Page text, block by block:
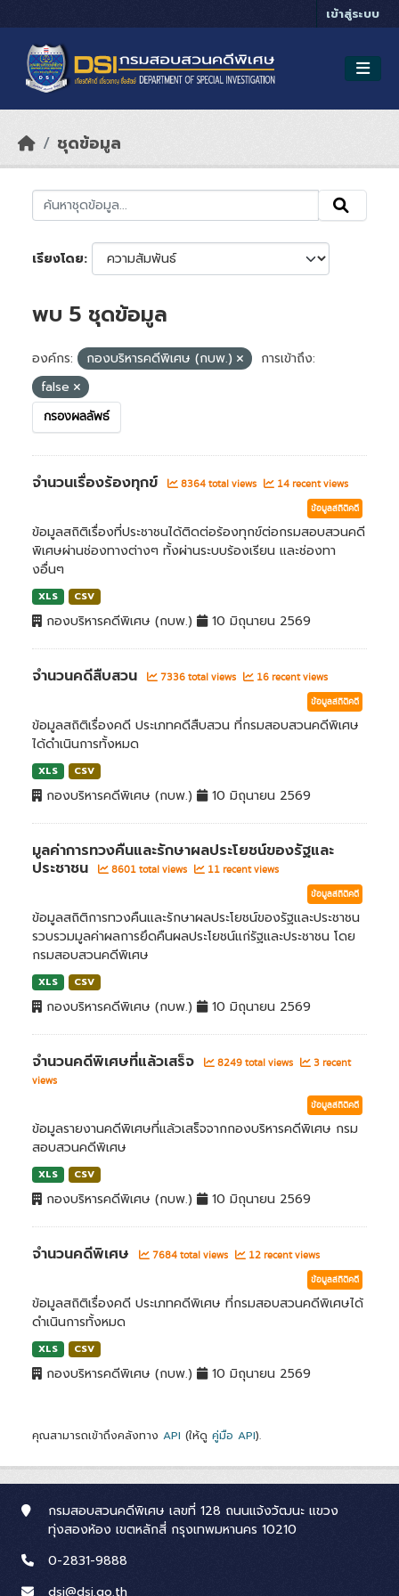
เข้าสู่ระบบ
ชุดข้อมูล
เรียงโดย
พบ 5 ชุดข้อมูล
องค์กร: กองบริหารคดีพิเศษ (กบพ.)
การเข้าถึง:
false
กรองผลลัพธ์
จำนวนเรื่องร้องทุกข์ 8364 total views 14 recent views
ข้อมูลสถิติคดี
ข้อมูลสถิติเรื่องที่ประชาชนได้ติดต่อร้องทุกข์ต่อกรมสอบสวนคดี
พิเศษผ่านช่องทางต่างๆ ทั้งผ่านระบบร้องเรียน และช่องทา
งอื่นๆ
XLS CSV
กองบริหารคดีพิเศษ (กบพ.) 10 มิถุนายน 2569
จำนวนคดีสืบสวน 7336 total views 16 recent views
ข้อมูลสถิติคดี
ข้อมูลสถิติเรื่องคดี ประเภทคดีสืบสวน ที่กรมสอบสวนคดีพิเศษ
ได้ดำเนินการทั้งหมด
XLS CSV
กองบริหารคดีพิเศษ (กบพ.) 10 มิถุนายน 2569
มูลค่าการทวงคืนและรักษาผลประโยชน์ของรัฐและ
ประชาชน
8601 total views 11 recent views
ข้อมูลสถิติคดี
ข้อมูลสถิติการทวงคืนและรักษาผลประโยชน์ของรัฐและประชาชน
รวบรวมมูลค่าผลการยึดคืนผลประโยชน์แก่รัฐและประชาชน โดย
กรมสอบสวนคดีพิเศษ
XLS CSV
กองบริหารคดีพิเศษ (กบพ.) 10 มิถุนายน 2569
จำนวนคดีพิเศษที่แล้วเสร็จ 8249 total views
3 recent
views
ข้อมูลสถิติคดี
ข้อมูลรายงานคดีพิเศษที่แล้วเสร็จจากกองบริหารคดีพิเศษ กรม
สอบสวนคดีพิเศษ
XLS CSV
กองบริหารคดีพิเศษ (กบพ.) 10 มิถุนายน 2569
จำนวนคดีพิเศษ 7684 total views 12 recent views
ข้อมูลสถิติคดี
ข้อมูลสถิติเรื่องคดี ประเภทคดีพิเศษ ที่กรมสอบสวนคดีพิเศษได้
ดำเนินการทั้งหมด
XLS CSV
กองบริหารคดีพิเศษ (กบพ.) 10 มิถุนายน 2569
คุณสามารถเข้าถึงคลังทาง API (ให้ดู คู่มือ API).
กรมสอบสวนคดีพิเศษ เลขที่ 128 ถนนแจ้งวัฒนะ แขวง
ทุ่งสองห้อง เขตหลักสี่ กรุงเทพมหานคร 10210
0-2831-9888
dsi@dsi.go.th